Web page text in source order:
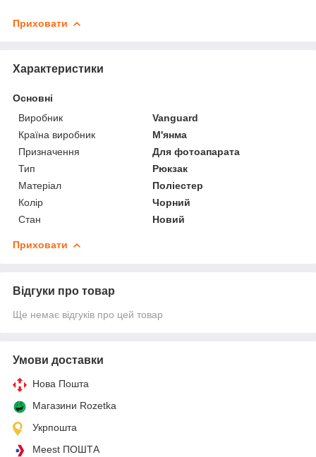
Приховати
Характеристики
Основні
Виробник
Vanguard
Країна виробник
М'янма
Призначення
Для фотоапарата
Тип
Рюкзак
Матеріал
Поліестер
Колір
Чорний
Стан
Новий
Приховати
Відгуки про товар
Ще немає відгуків про цей товар
Умови доставки
Нова Пошта
Магазини Rozetka
Укрпошта
Meest ПОШТА